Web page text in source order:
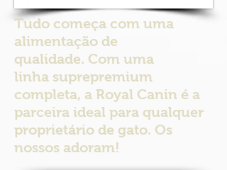
Tudo começa com uma
alimentação de
qualidade. Com uma
linha suprepremium
completa, a Royal Canin é a
parceira ideal para qualquer
proprietário de gato. Os
nossos adoram!